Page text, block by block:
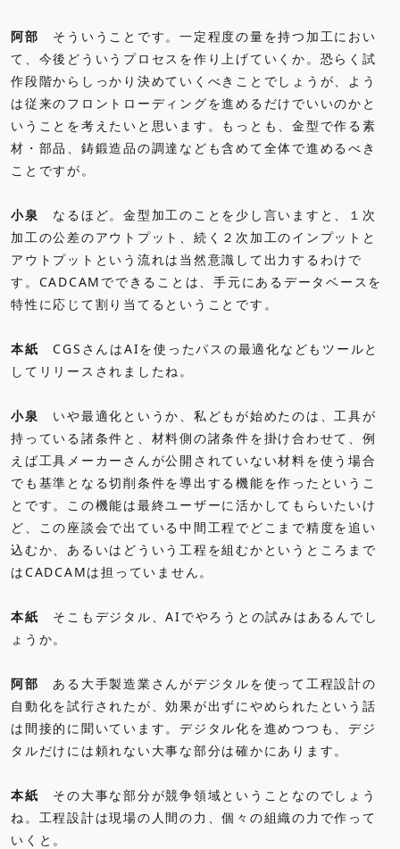
阿部 そういうことです。一定程度の量を持つ加工におい
て、今後どういうプロセスを作り上げていくか。恐らく試
作段階からしっかり決めていくべきことでしょうが、よう
は従来のフロントローディングを進めるだけでいいのかと
いうことを考えたいと思います。もっとも、金型で作る素
材・部品、鋳鍛造品の調達なども含めて全体で進めるべき
ことですが。
小泉
なるほど。金型加工のことを少し言いますと、１次
加工の公差のアウトプット、続く２次加工のインプットと
アウトプットという流れは当然意識して出力するわけで
す。CADCAMでできることは、手元にあるデータベースを
特性に応じて割り当てるということです。
本紙 CGSさんはAIを使ったパスの最適化などもツールと
してリリースされましたね。
小泉
いや最適化というか、私どもが始めたのは、工具が
持っている諸条件と、材料側の諸条件を掛け合わせて、例
えば工具メーカーさんが公開されていない材料を使う場合
でも基準となる切削条件を導出する機能を作ったというこ
とです。この機能は最終ユーザーに活かしてもらいたいけ
ど、この座談会で出ている中間工程でどこまで精度を追い
込むか、あるいはどういう工程を組むかというところまで
はCADCAMは担っていません。
本紙 そこもデジタル、AIでやろうとの試みはあるんでし
ょうか。
阿部 ある大手製造業さんがデジタルを使って工程設計の
自動化を試行されたが、効果が出ずにやめられたという話
は間接的に聞いています。デジタル化を進めつつも、デジ
タルだけには頼れない大事な部分は確かにあります。
本紙 その大事な部分が競争領域ということなのでしょう
ね。工程設計は現場の人間の力、個々の組織の力で作って
いくと。